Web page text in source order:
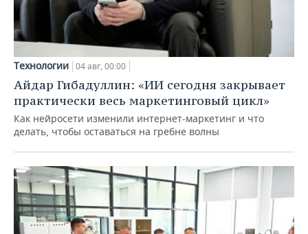
Технологии 04 авг, 00:00
Айдар Гибадуллин: «ИИ сегодня закрывает
практически весь маркетинговый цикл»
Как нейросети изменили интернет-маркетинг и что
делать, чтобы оставаться на гребне волны